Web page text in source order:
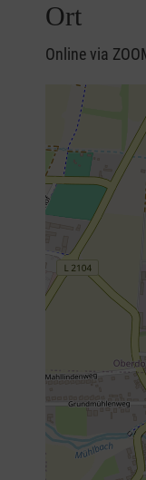
Ort
Online via